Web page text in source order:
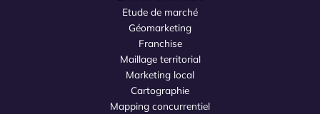
Etude de marché
Géomarketing
Franchise
Maillage territorial
Marketing local
Cartographie
Mapping concurrentiel